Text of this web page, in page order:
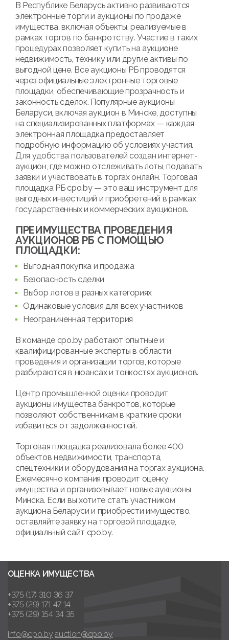
В Республике Беларусь активно развиваются
электронные торги и аукционы по продаже
имущества, включая объекты, реализуемые в
рамках торгов по банкротству. Участие в таких
процедурах позволяет купить на аукционе
недвижимость, технику или другие активы по
выгодной цене. Все аукционы РБ проводятся
через официальные электронные торговые
площадки, обеспечивающие прозрачность и
законность сделок. Популярные аукционы
Беларуси, включая аукцион в Минске, доступны
на специализированных платформах — каждая
электронная площадка предоставляет
подробную информацию об условиях участия.
Для удобства пользователей создан интернет-
аукцион, где можно отслеживать лоты, подавать
заявки и участвовать в торгах онлайн. Торговая
площадка РБ cpo.by — это ваш инструмент для
выгодных инвестиций и приобретений в рамках
государственных и коммерческих аукционов.
ПРЕИМУЩЕСТВА ПРОВЕДЕНИЯ
АУКЦИОНОВ РБ С ПОМОЩЬЮ
ПЛОЩАДКИ:
Выгодная покупка и продажа
Безопасность сделки
Выбор лотов в разных категориях
Одинаковые условия для всех участников
Неограниченная территория
В команде cpo.by работают опытные и
квалифицированные эксперты в области
проведения и организации торгов, которые
разбираются в нюансах и тонкостях аукционов.
Центр промышленной оценки проводит
аукционы имущества банкротов, которые
позволяют собственникам в краткие сроки
избавиться от задолженностей.
Торговая площадка реализовала более 400
объектов недвижимости, транспорта,
спецтехники и оборудования на торгах аукциона.
Ежемесячно компания проводит оценку
имущества и организовывает новые аукционы
Минска. Если вы хотите стать участником
аукциона Беларуси и приобрести имущество,
оставляйте заявку на торговой площадке,
официальный сайт cpo.by.
ОЦЕНКА ИМУЩЕСТВА
+375 (17) 310 36 37
+375 (29) 171 47 14
+375 (29) 154 34 35
info@cpo.by auction@cpo.by